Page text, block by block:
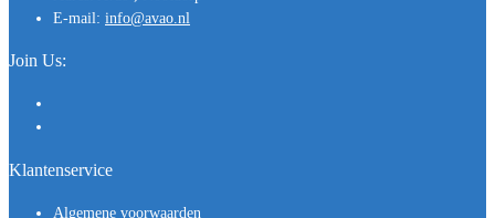
E-mail: info@avao.nl
Join Us:
Klantenservice
Algemene voorwaarden